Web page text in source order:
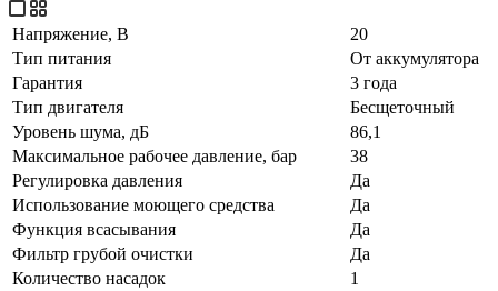
Напряжение, В
20
Тип питания
От аккумулятора
Гарантия
3 года
Тип двигателя
Бесщеточный
Уровень шума, дБ
86,1
Максимальное рабочее давление, бар
38
Регулировка давления
Да
Использование моющего средства
Да
Функция всасывания
Да
Фильтр грубой очистки
Да
Количество насадок
1